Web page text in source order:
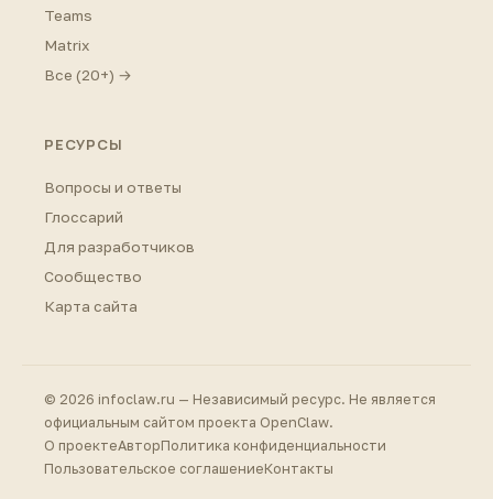
Teams
Matrix
Все (20+) →
РЕСУРСЫ
Вопросы и ответы
Глоссарий
Для разработчиков
Сообщество
Карта сайта
© 2026 infoclaw.ru — Независимый ресурс. Не является
официальным сайтом проекта OpenClaw.
О проектеАвторПолитика конфиденциальности
Пользовательское соглашениеКонтакты